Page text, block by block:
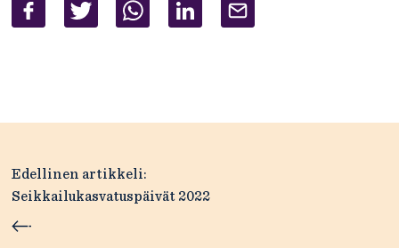
Artikkelien
selaus
Edellinen artikkeli:
Seikkailukasvatuspäivät 2022